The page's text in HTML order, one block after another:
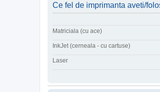
Ce fel de imprimanta aveti/
Matriciala (cu ace)
InkJet (cerneala - cu cartuse)
Laser